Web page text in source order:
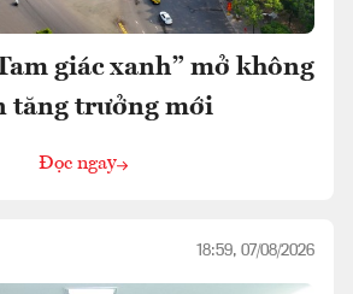
giác xanh” mở không
tăng trưởng mới
Đọc ngay
18:59, 07/08/2026